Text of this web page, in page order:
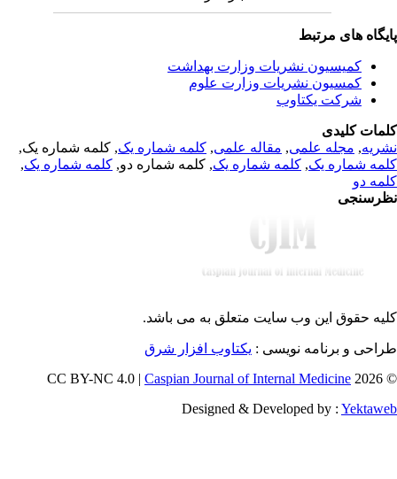
های مرتبط
کمیسیون نشریات وزارت بهداشت
کمسیون نشریات وزارت علوم
شرکت یکتاوب
کلیدی
,مجله علمی, مقاله علمی, کلمه شماره یک, کلمه شماره یک,
شماره یک,کلمه شماره یک, کلمه شماره دو,کلمه شماره یک,
دو
حقوق این وب سایت متعلق بهمی باشد.
و برنامه نویسی : یکتاوب افزار شرق
©
Caspian Journal of Internal Medicine
Designed & Developed by :